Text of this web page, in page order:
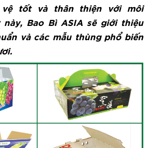
vệ tốt và thân thiện với môi
này, Bao Bì ASIA sẽ giới thiệu
và các mẫu thùng phổ biến